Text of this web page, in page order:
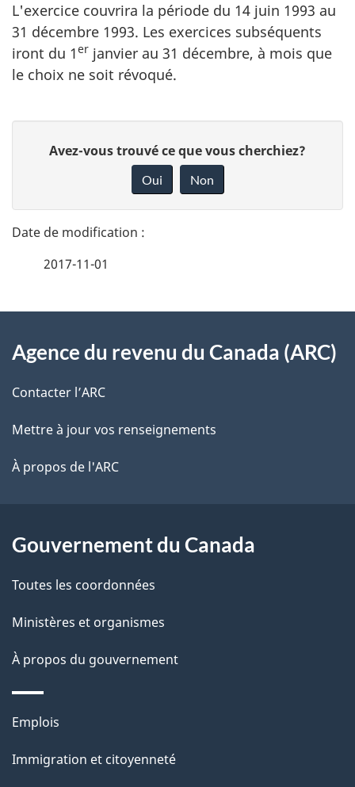
L'exercice couvrira la période du 14 juin 1993 au
31 décembre 1993. Les exercices subséquents
iront du 1er janvier au 31 décembre, à mois que
le choix ne soit révoqué.
t
a
l
s
l
a
a
g
e
n
o
t
r
e
é
t
a
t
i
n
s
u
r
c
Avez-vous trouvé ce que vous cherchiez?
Oui Non
2017-11-01
propos
de
ce
site
Agence du revenu du Canada (ARC)
Contacter l’ARC
Mettre à jour vos renseignements
À propos de l'ARC
Gouvernement du Canada
Toutes les coordonnées
Ministères et organismes
À propos du gouvernement
Thèmes
sujets
Emplois
Immigration et citoyenneté